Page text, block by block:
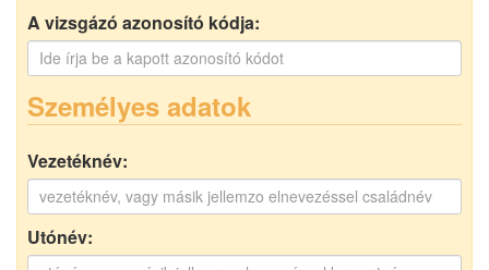
A vizsgázó azonosító kódja:
Személyes adatok
Vezetéknév:
Utónév: